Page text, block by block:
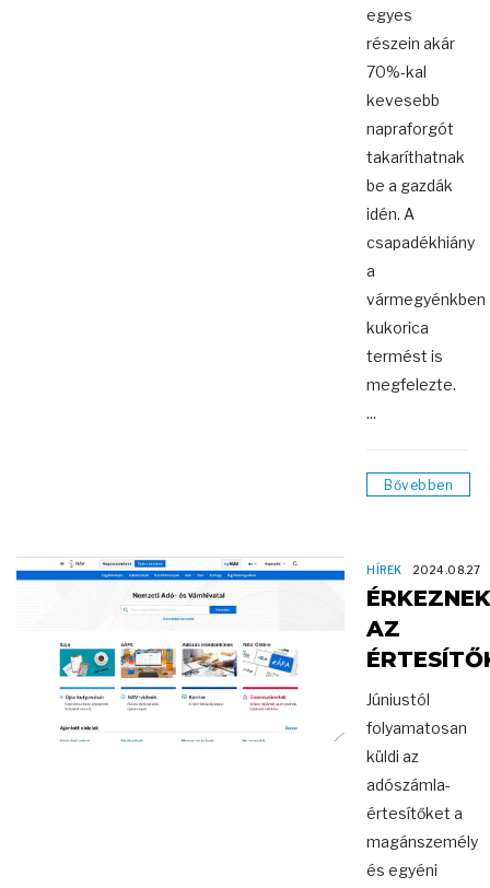
egyes
részein akár
70%-kal
kevesebb
napraforgót
takaríthatnak
be a gazdák
idén. A
csapadékhiány
a
vármegyénkben
kukorica
termést is
megfelezte.
...
Bővebben
HÍREK 2024.08.27
ÉRKEZNEK
AZ
Júniustól
folyamatosan
küldi az
adószámla-
értesítőket a
magánszemély
és egyéni